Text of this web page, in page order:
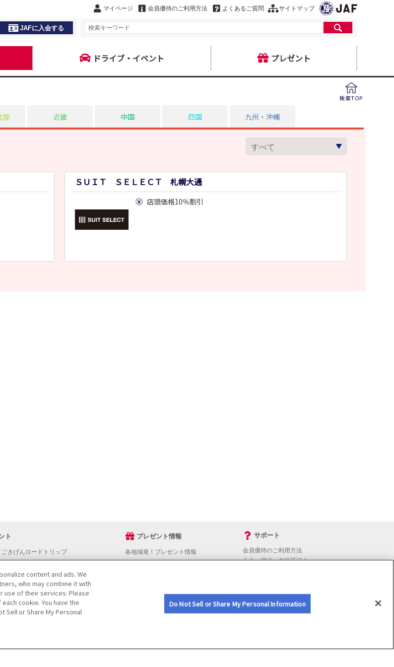
マイページ 会員優待のご利用方法 よくあるご質問 サイトマップ
JAFに入会する
ドライブ・イベント プレゼント
検索TOP
陸 近畿 中国 四国 九州・沖縄
ＳＵＩＴ ＳＥＬＥＣＴ 札幌大通
店頭価格10％割引
ト
きげんロードトリップ
ー
す
プレゼント情報
各地域発！プレゼント情報
サポート
会員優待のご利用方法
入会・継続・各種手続き
content and ads. We
who may combine it with
use of their services. Please
cookie. You have the
Sell or Share My Personal
Do Not Sell or Share My Personal Information